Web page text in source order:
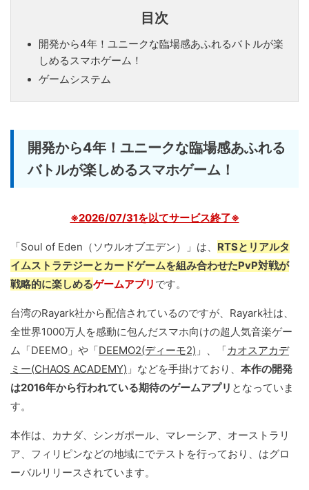
目次
開発から4年！ユニークな臨場感あふれるバトルが楽
しめるスマホゲーム！
ゲームシステム
開発から4年！ユニークな臨場感あふれる
バトルが楽しめるスマホゲーム！
※2026/07/31を以てサービス終了※
「Soul of Eden（ソウルオブエデン）」は、 RTSとリアルタ
イムストラテジーとカードゲームを組み合わせたPvP対戦が
戦略的に楽しめるゲームアプリ です。
台湾のRayark社から配信されているのですが、Rayark社は、
全世界1000万人を感動に包んだスマホ向けの超人気音楽ゲー
ム「DEEMO」や「DEEMO2(ディーモ2) 」、「カオスアカデ
ミー(CHAOS ACADEMY) 」などを手掛けており、 本作の開発
は2016年から行われている期待のゲームアプリ となっていま
す。
本作は、カナダ、シンガポール、マレーシア、オーストラリ
ア、フィリピンなどの地域にでテストを行っており、はグロ
ーバルリリースされています。